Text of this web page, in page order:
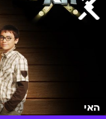
האי